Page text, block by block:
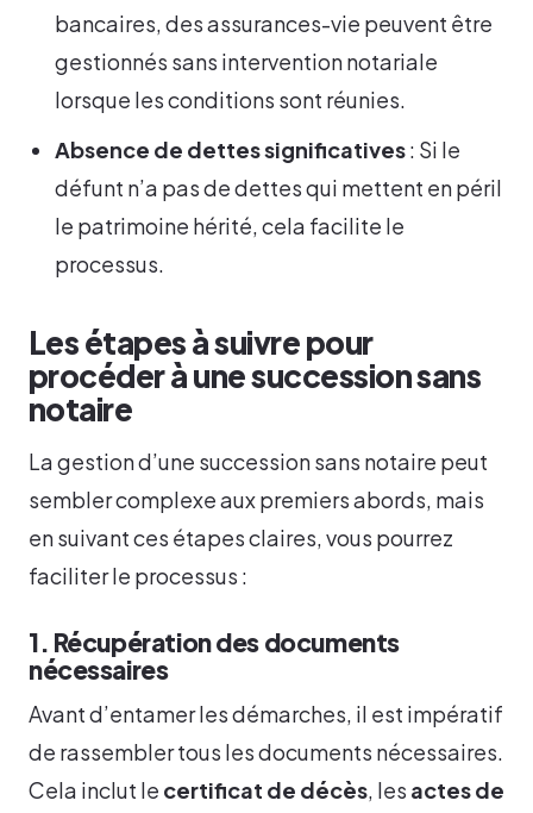
bancaires, des assurances-vie peuvent être
gestionnés sans intervention notariale
lorsque les conditions sont réunies.
Absence de dettes significatives: Si le
défunt n’a pas de dettes qui mettent en péril
le patrimoine hérité, cela facilite le
processus.
Les étapes à suivre pour
procéder à une succession sans
notaire
La gestion d’une succession sans notaire peut
sembler complexe aux premiers abords, mais
en suivant ces étapes claires, vous pourrez
faciliter le processus :
1. Récupération des documents
nécessaires
Avant d’entamer les démarches, il est impératif
de rassembler tous les documents nécessaires.
Cela inclut le certificat de décès, les actes de